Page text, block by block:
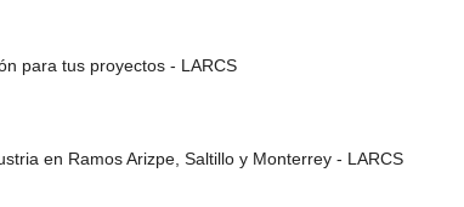
para tus proyectos - LARCS
en Ramos Arizpe, Saltillo y Monterrey - LARCS